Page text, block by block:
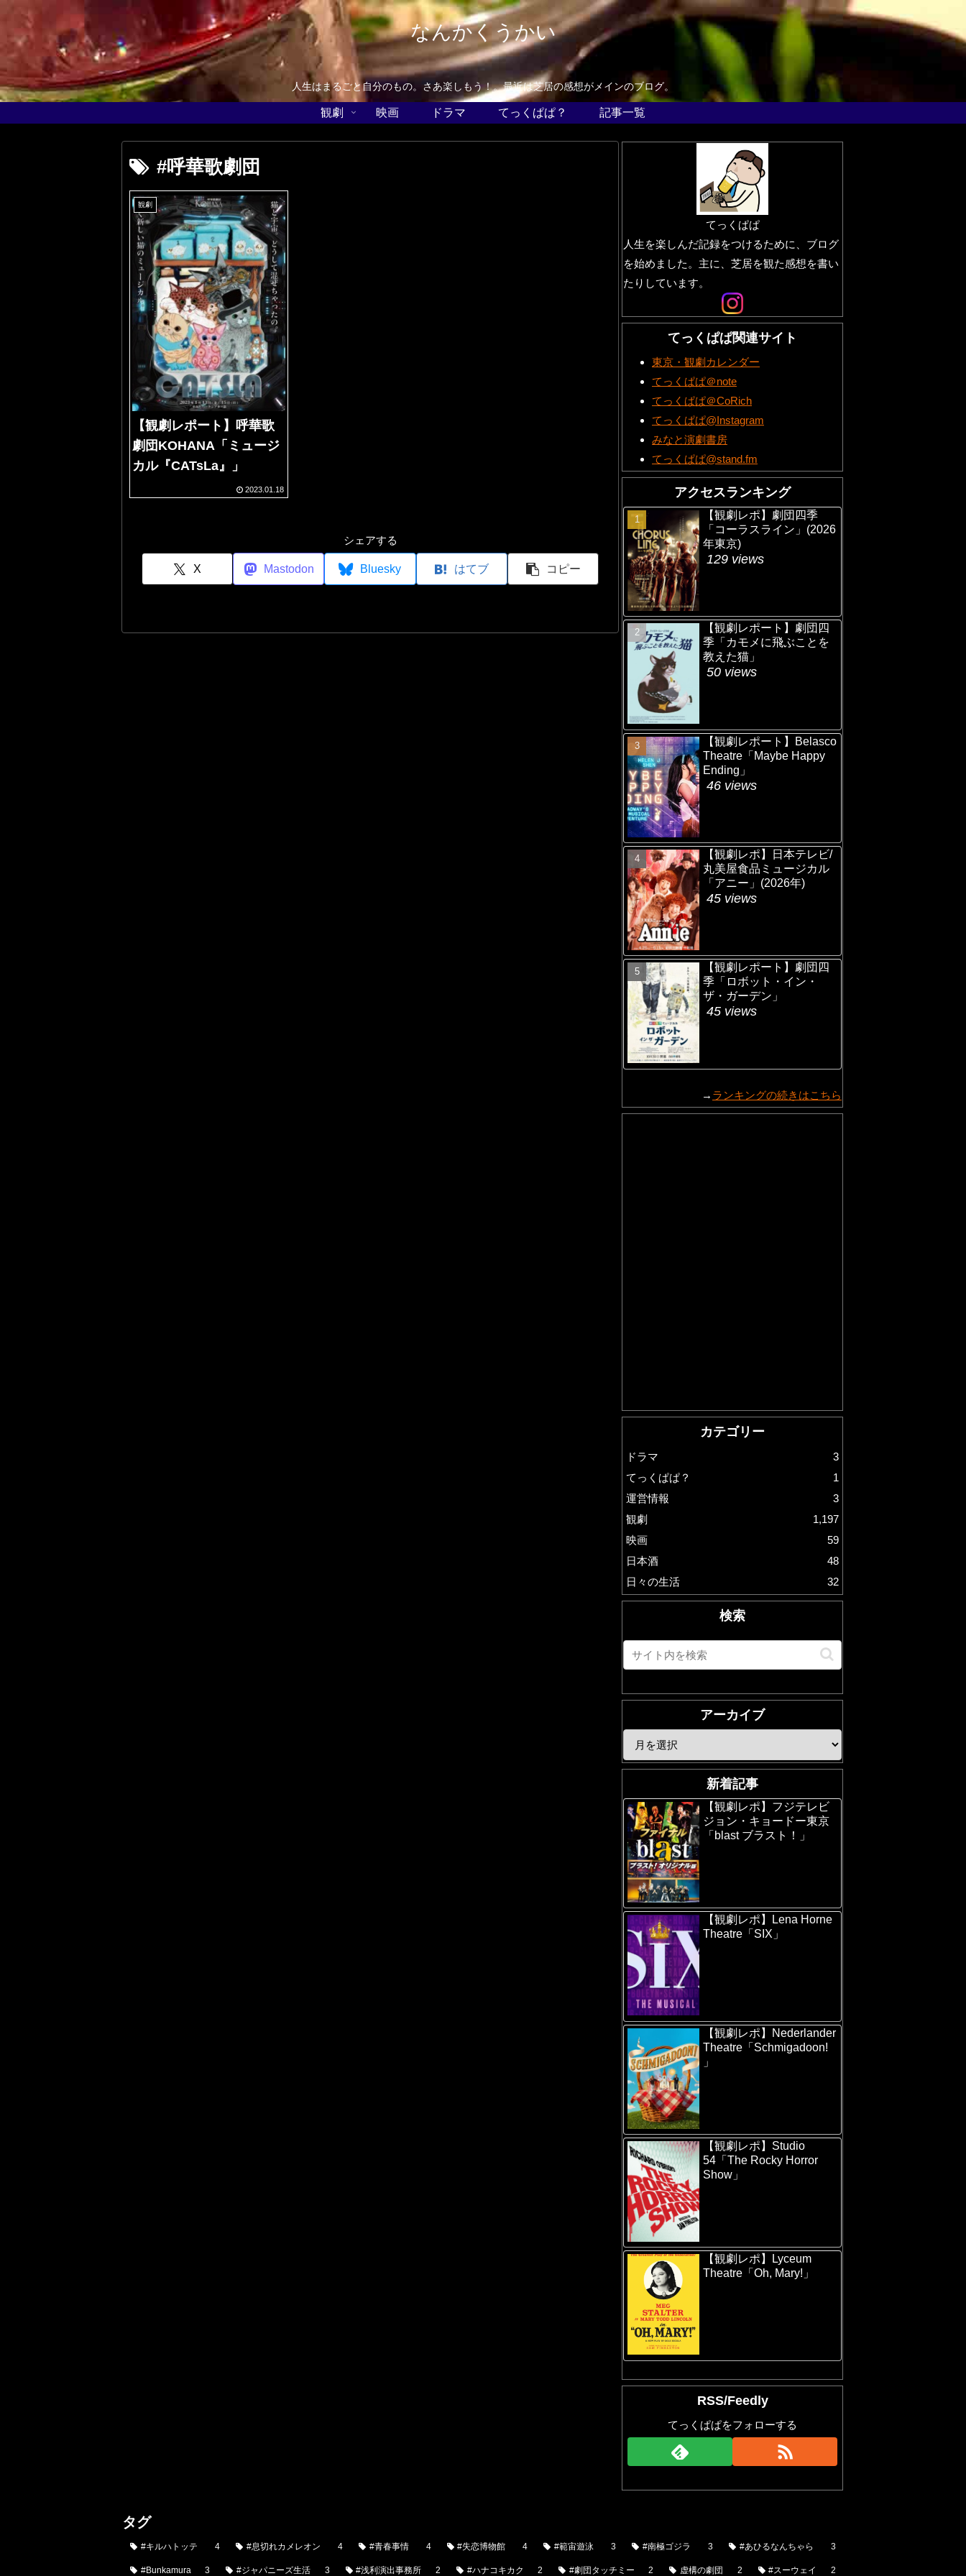
なんかくうかい
人生はまるごと自分のもの。さあ楽しもう！。最近は芝居の感想がメインのブログ。
観劇 映画 ドラマ てっくぱぱ？ 記事一覧
#呼華歌劇団
観劇
【観劇レポート】呼華歌
劇団KOHANA「ミュージ
カル『CATsLa』」
2023.01.18
シェアする
X Mastodon Bluesky はてブ コピー
てっくぱぱ
人生を楽しんだ記録をつけるために、ブログ
を始めました。主に、芝居を観た感想を書い
たりしています。
てっくぱぱ関連サイト
東京・観劇カレンダー
てっくぱぱ＠note
てっくぱぱ＠CoRich
てっくぱぱ@Instagram
みなと演劇書房
てっくぱぱ@stand.fm
アクセスランキング
【観劇レポ】劇団四季
「コーラスライン」(2026
年東京)
129 views
【観劇レポート】劇団四
季「カモメに飛ぶことを
教えた猫」
50 views
【観劇レポート】Belasco
Theatre「Maybe Happy
Ending」
46 views
【観劇レポ】日本テレビ/
丸美屋食品ミュージカル
「アニー」(2026年)
45 views
【観劇レポート】劇団四
季「ロボット・イン・
ザ・ガーデン」
45 views
→ ランキングの続きはこちら
カテゴリー
ドラマ
3
てっくぱぱ？
1
運営情報
3
観劇
1,197
映画
59
日本酒
48
日々の生活
32
検索
アーカイブ
新着記事
【観劇レポ】フジテレビ
ジョン・キョードー東京
「blast ブラスト！」
【観劇レポ】Lena Horne
Theatre「SIX」
【観劇レポ】Nederlander
Theatre「Schmigadoon!
」
【観劇レポ】Studio
54「The Rocky Horror
Show」
【観劇レポ】Lyceum
Theatre「Oh, Mary!」
RSS/Feedly
てっくぱぱをフォローする
タグ
#キルハトッテ 4 #息切れカメレオン 4 #青春事情 4 #失恋博物館 4 #範宙遊泳 3 #南極ゴジラ 3 #あひるなんちゃら 3
#Bunkamura 3 #ジャパニーズ生活 3 #浅利演出事務所 2 #ハナコキカク 2 #劇団タッチミー 2 虚構の劇団 2 #スーウェイ 2